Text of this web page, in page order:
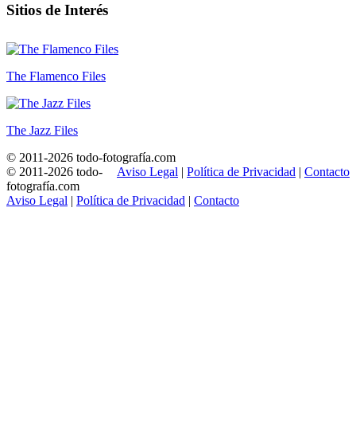
Sitios de Interés
The Flamenco Files
The Jazz Files
© 2011-2026 todo-fotografía.com
Aviso Legal | Política de Privacidad | Contacto
© 2011-2026 todo-
fotografía.com
Aviso Legal | Política de Privacidad | Contacto